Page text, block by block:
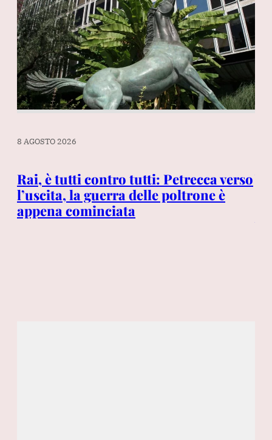
8 AGOSTO 2026
Rai, è tutti contro tutti: Petrecca verso
l’uscita, la guerra delle poltrone è
appena cominciata